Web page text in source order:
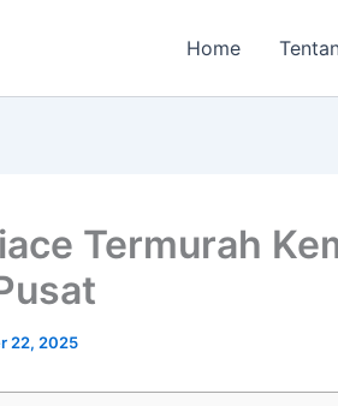
Home
Termurah
22, 2025